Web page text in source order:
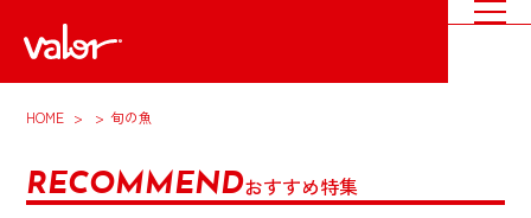
HOME 旬の魚
RECOMMENDおすすめ特集